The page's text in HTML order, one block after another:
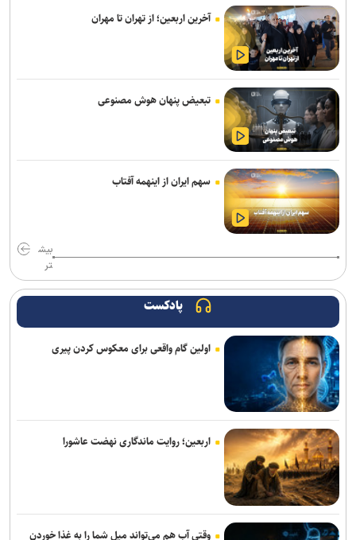
آخرین اربعین؛ از تهران تا مهران
تبعیض پنهان هوش مصنوعی
سهم ایران از اینهمه آفتاب
بیش
تر
پادکست
اولین گام واقعی برای معکوس کردن پیری
اربعین؛ روایت ماندگاری نهضت عاشورا
وقتی آب هم می‌تواند میل شما را به غذا خوردن